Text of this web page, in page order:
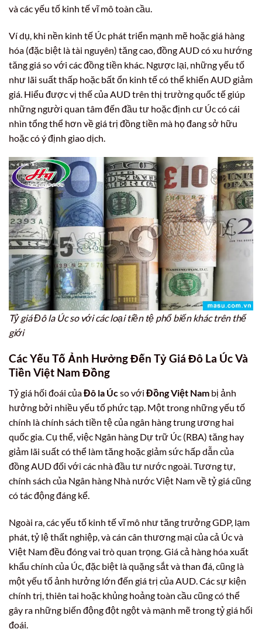
và các yếu tố kinh tế vĩ mô toàn cầu.
Ví dụ, khi nền kinh tế Úc phát triển mạnh mẽ hoặc giá hàng
hóa (đặc biệt là tài nguyên) tăng cao, đồng AUD có xu hướng
tăng giá so với các đồng tiền khác. Ngược lại, những yếu tố
như lãi suất thấp hoặc bất ổn kinh tế có thể khiến AUD giảm
giá. Hiểu được vị thế của AUD trên thị trường quốc tế giúp
những người quan tâm đến đầu tư hoặc định cư Úc có cái
nhìn tổng thể hơn về giá trị đồng tiền mà họ đang sở hữu
hoặc có ý định giao dịch.
Tỷ giá Đô la Úc so với các loại tiền tệ phổ biến khác trên thế
giới
Các Yếu Tố Ảnh Hưởng Đến Tỷ Giá Đô La Úc Và
Tiền Việt Nam Đồng
Tỷ giá hối đoái củaĐô la Úcso với Đồng Việt Nam bị ảnh
hưởng bởi nhiều yếu tố phức tạp. Một trong những yếu tố
chính là chính sách tiền tệ của ngân hàng trung ương hai
quốc gia. Cụ thể, việc Ngân hàng Dự trữ Úc (RBA) tăng hay
giảm lãi suất có thể làm tăng hoặc giảm sức hấp dẫn của
đồng AUD đối với các nhà đầu tư nước ngoài. Tương tự,
chính sách của Ngân hàng Nhà nước Việt Nam về tỷ giá cũng
có tác động đáng kể.
Ngoài ra, các yếu tố kinh tế vĩ mô như tăng trưởng GDP, lạm
phát, tỷ lệ thất nghiệp, và cán cân thương mại của cả Úc và
Việt Nam đều đóng vai trò quan trọng. Giá cả hàng hóa xuất
khẩu chính của Úc, đặc biệt là quặng sắt và than đá, cũng là
một yếu tố ảnh hưởng lớn đến giá trị của AUD. Các sự kiện
chính trị, thiên tai hoặc khủng hoảng toàn cầu cũng có thể
gây ra những biến động đột ngột và mạnh mẽ trong tỷ giá hối
đoái.